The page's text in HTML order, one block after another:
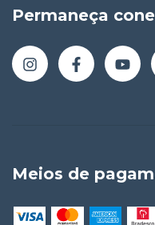
Permaneça
Meios de